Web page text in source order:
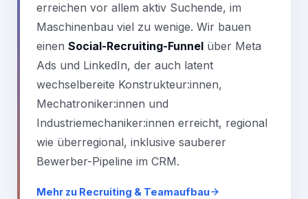
erreichen vor allem aktiv Suchende, im
Maschinenbau viel zu wenige. Wir bauen
einen Social-Recruiting-Funnel über Meta
Ads und LinkedIn, der auch latent
wechselbereite Konstrukteur:innen,
Mechatroniker:innen und
Industriemechaniker:innen erreicht, regional
wie überregional, inklusive sauberer
Bewerber-Pipeline im CRM.
Mehr zu Recruiting & Teamaufbau